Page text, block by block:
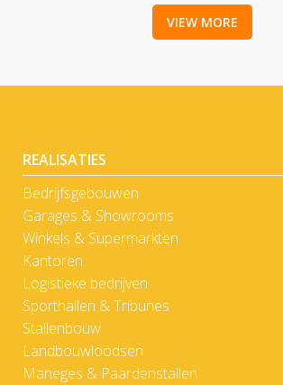
VIEW MORE
REALISATIES
Bedrijfsgebouwen
Garages & Showrooms
Winkels & Supermarkten
Kantoren
Logistieke bedrijven
Sporthallen & Tribunes
Stallenbouw
Landbouwloodsen
Maneges & Paardenstallen